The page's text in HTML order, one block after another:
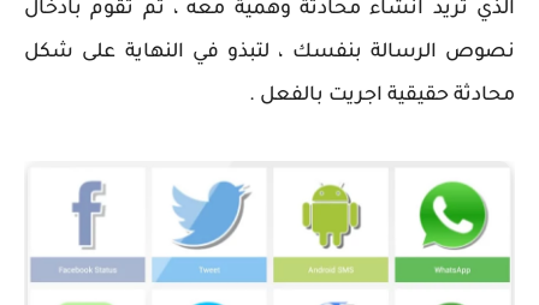
الذي تريد انشاء محادثة وهمية معه ، ثم تقوم بادخال
نصوص الرسالة بنفسك ، لتبذو في النهاية على شكل
محادثة حقيقية اجريت بالفعل .